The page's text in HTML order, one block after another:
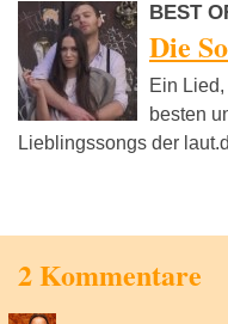
BEST
Die
Ein
besten
Lieblingssongs der
2 Kommentare